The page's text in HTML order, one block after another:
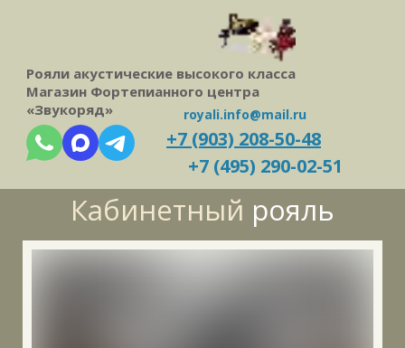
Рояли акустические высокого класса
Магазин Фортепианного центра
«Звукоряд»
+7 (495) 290-02-51
royali.info@mail.ru
+7 (903) 208-50-48
Кабинетный рояль